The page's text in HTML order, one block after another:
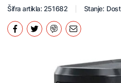
Šifra artikla: 251682 Stanje: